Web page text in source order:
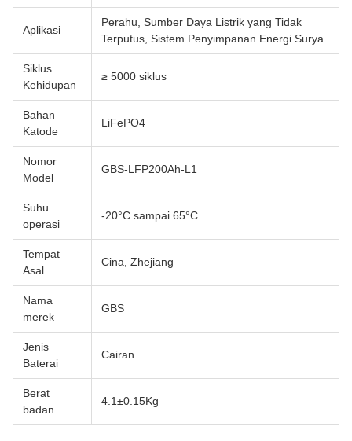
Aplikasi
Perahu, Sumber Daya Listrik yang Tidak
Terputus, Sistem Penyimpanan Energi Surya
Siklus
Kehidupan
≥ 5000 siklus
Bahan
Katode
LiFePO4
Nomor
Model
GBS-LFP200Ah-L1
Suhu
operasi
-20°C sampai 65°C
Tempat
Asal
Cina, Zhejiang
Nama
merek
GBS
Jenis
Baterai
Cairan
Berat
badan
4.1±0.15Kg